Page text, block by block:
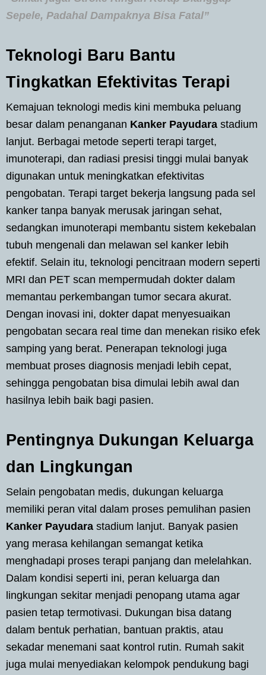
Sepele, Padahal Dampaknya Bisa Fatal”
Teknologi Baru Bantu
Tingkatkan Efektivitas Terapi
Kemajuan teknologi medis kini membuka peluang
besar dalam penanganan Kanker Payudara stadium
lanjut. Berbagai metode seperti terapi target,
imunoterapi, dan radiasi presisi tinggi mulai banyak
digunakan untuk meningkatkan efektivitas
pengobatan. Terapi target bekerja langsung pada sel
kanker tanpa banyak merusak jaringan sehat,
sedangkan imunoterapi membantu sistem kekebalan
tubuh mengenali dan melawan sel kanker lebih
efektif. Selain itu, teknologi pencitraan modern seperti
MRI dan PET scan mempermudah dokter dalam
memantau perkembangan tumor secara akurat.
Dengan inovasi ini, dokter dapat menyesuaikan
pengobatan secara real time dan menekan risiko efek
samping yang berat. Penerapan teknologi juga
membuat proses diagnosis menjadi lebih cepat,
sehingga pengobatan bisa dimulai lebih awal dan
hasilnya lebih baik bagi pasien.
Pentingnya Dukungan Keluarga
dan Lingkungan
Selain pengobatan medis, dukungan keluarga
memiliki peran vital dalam proses pemulihan pasien
Kanker Payudara stadium lanjut. Banyak pasien
yang merasa kehilangan semangat ketika
menghadapi proses terapi panjang dan melelahkan.
Dalam kondisi seperti ini, peran keluarga dan
lingkungan sekitar menjadi penopang utama agar
pasien tetap termotivasi. Dukungan bisa datang
dalam bentuk perhatian, bantuan praktis, atau
sekadar menemani saat kontrol rutin. Rumah sakit
juga mulai menyediakan kelompok pendukung bagi